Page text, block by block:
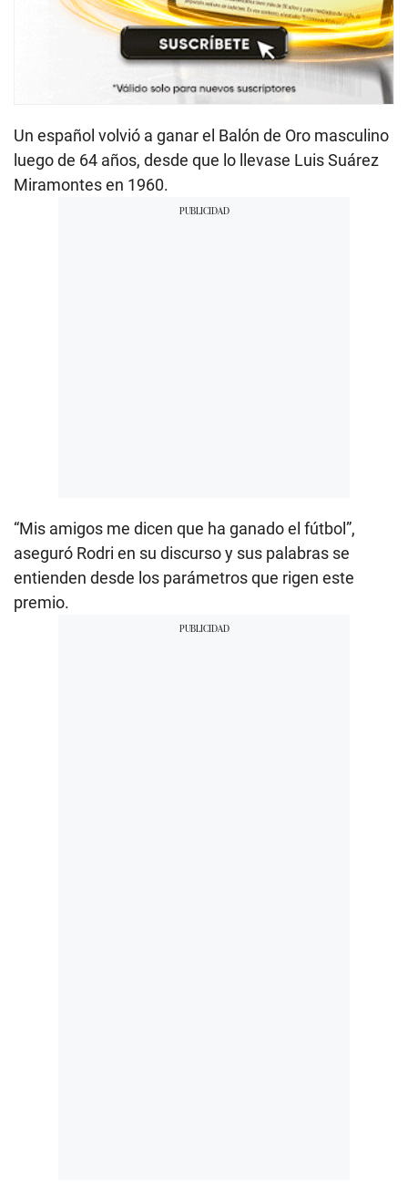
Un español volvió a ganar el Balón de Oro masculino
luego de 64 años, desde que lo llevase Luis Suárez
Miramontes en 1960.
“Mis amigos me dicen que ha ganado el fútbol”,
aseguró Rodri en su discurso y sus palabras se
entienden desde los parámetros que rigen este
premio.